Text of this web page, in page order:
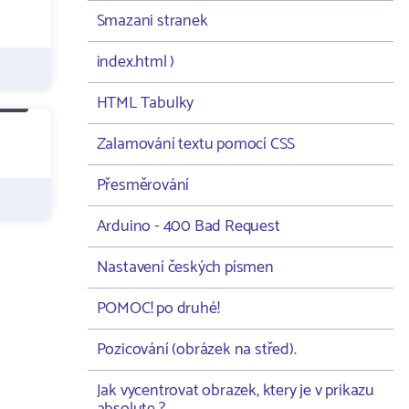
Smazani stranek
index.html )
HTML Tabulky
Zalamování textu pomocí CSS
Přesměrování
Arduino - 400 Bad Request
Nastavení českých písmen
POMOC! po druhé!
Pozicování (obrázek na střed).
Jak vycentrovat obrazek, ktery je v prikazu